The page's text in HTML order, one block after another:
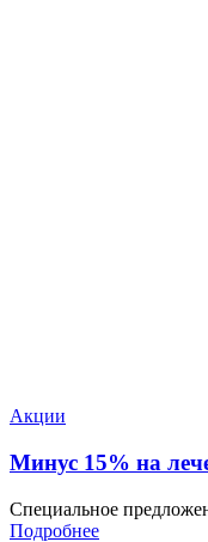
Акции
Минус 15% на
Специальное
Подробнее